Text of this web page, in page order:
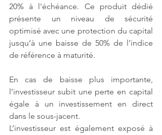
20% à l'échéance. Ce produit dédié
présente un niveau de sécurité
optimisé avec une protection du capital
jusqu’à une baisse de 50% de l’indice
de référence à maturité.
En cas de baisse plus importante,
l’investisseur subit une perte en capital
égale à un investissement en direct
dans le sous-jacent.
L’investisseur est également exposé à